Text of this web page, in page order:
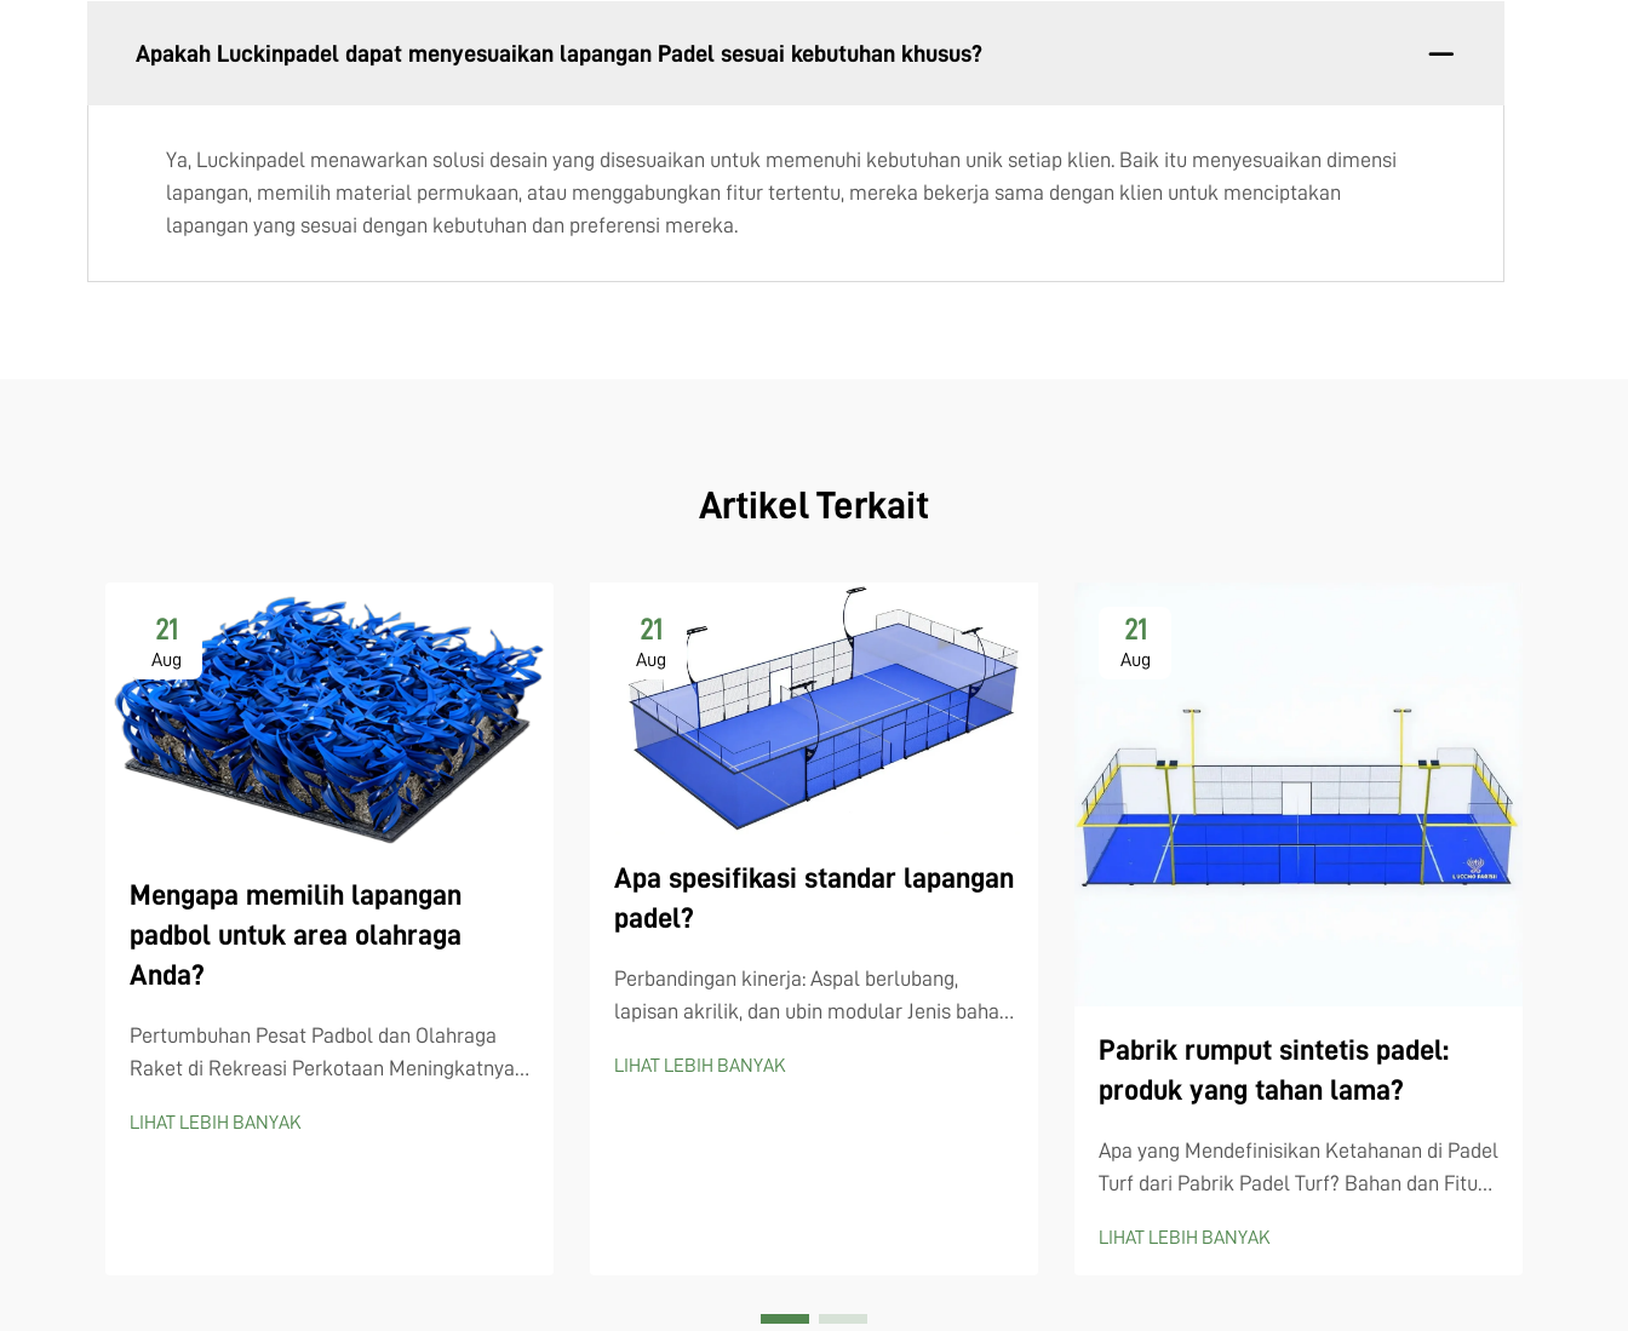
Apakah Luckinpadel dapat menyesuaikan lapangan Padel sesuai kebutuhan khusus?
Ya, Luckinpadel menawarkan solusi desain yang disesuaikan untuk memenuhi kebutuhan unik setiap klien. Baik itu menyesuaikan dimensi
lapangan, memilih material permukaan, atau menggabungkan fitur tertentu, mereka bekerja sama dengan klien untuk menciptakan
lapangan yang sesuai dengan kebutuhan dan preferensi mereka.
Artikel Terkait
21
Aug
Mengapa memilih lapangan
padbol untuk area olahraga
Anda?
Pertumbuhan Pesat Padbol dan Olahraga
Raket di Rekreasi Perkotaan Meningkatnya
serupa seperti padel dan pickleball Semakin
LIHAT LEBIH BANYAK
21
Aug
Apa spesifikasi standar lapangan
padel?
Perbandingan kinerja: Aspal berlubang,
lapisan akrilik, dan ubin modular Jenis bahan
ketika melihat spesifikasi lapangan padel
LIHAT LEBIH BANYAK
21
Aug
Pabrik rumput sintetis padel:
produk yang tahan lama?
Apa yang Mendefinisikan Ketahanan di Padel
Turf dari Pabrik Padel Turf? Bahan dan Fitur
Panjang Apa yang membuat rumput padel
LIHAT LEBIH BANYAK